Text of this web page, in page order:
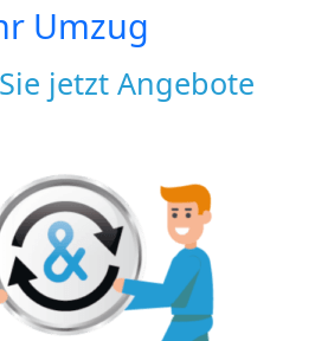
Umzug
jetzt Angebote